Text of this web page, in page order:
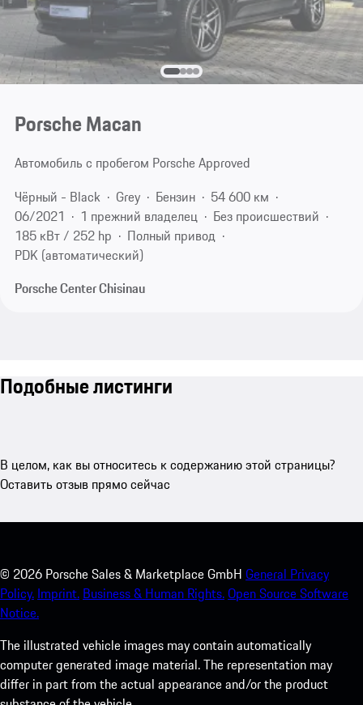
Porsche Macan
Автомобиль с пробегом Porsche Approved
Чёрный - Black
Grey Бензин
54 600 км
06/2021
1 прежний владелец
Без происшествий
185 кВт / 252 hp
Полный привод
PDK (автоматический)
Porsche Center Chisinau
Подобные листинги
В целом, как вы относитесь к содержанию этой страницы?
Оставить отзыв прямо сейчас
© 2026 Porsche Sales & Marketplace GmbH General Privacy
Policy. Imprint. Business & Human Rights.Open Source Software
Notice.
The illustrated vehicle images may contain automatically
computer generated image material. The representation may
differ in part from the actual appearance and/or the product